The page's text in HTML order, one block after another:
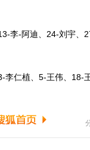
-阿迪、24-刘宇、
仁植、5-王伟、18-